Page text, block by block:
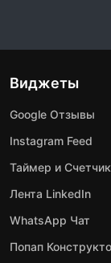
Виджеты
Google Отзывы
Instagram Feed
Таймер и Счетчик
Лента LinkedIn
WhatsApp Чат
Попап